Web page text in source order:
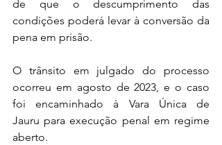
de que o descumprimento das
condições poderá levar à conversão da
pena em prisão.
O trânsito em julgado do processo
ocorreu em agosto de 2023, e o caso
foi encaminhado à Vara Única de
Jauru para execução penal em regime
aberto.